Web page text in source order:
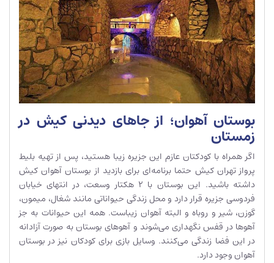
بوستان آهوان؛ از جاهای دیدنی کیش در
زمستان
اگر همراه با کودکتان عازم این جزیره زیبا هستید، پس از تهیه بلیط
پرواز تهران کیش حتما برنامه‌ای برای بازدید از بوستان آهوان کیش
داشته باشید. این بوستان با 2 هکتار وسعت، در انتهای خیابان
فردوسی جزیره قرار دارد و محل زندگی حیواناتی مانند شغال، میمون،
گوزن، شیر و روباه و البته آهوان زیباست. همه این حیوانات به جز
آهوها در قفس نگهداری می‌شوند و آهوهای بوستان به صورت آزادانه
در این فضا زندگی می‌کنند. وسایل بازی برای کودکان نیز در بوستان
آهوان وجود دارد.